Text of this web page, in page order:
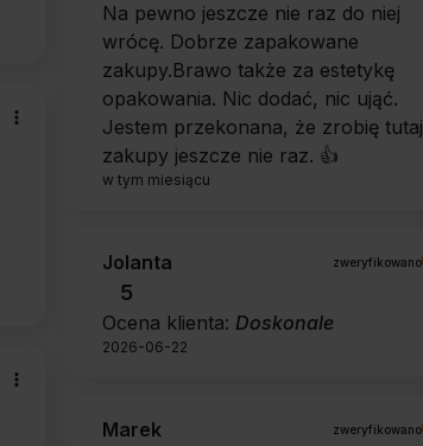
Na pewno jeszcze nie raz do niej
wrócę. Dobrze zapakowane
zakupy.Brawo także za estetykę
opakowania. Nic dodać, nic ująć.
Jestem przekonana, że zrobię tutaj
zakupy jeszcze nie raz. 👍️
w tym miesiącu
Jolanta zweryfikowano
5
Ocena klienta: Doskonale
2026-06-22
Marek zweryfikowano